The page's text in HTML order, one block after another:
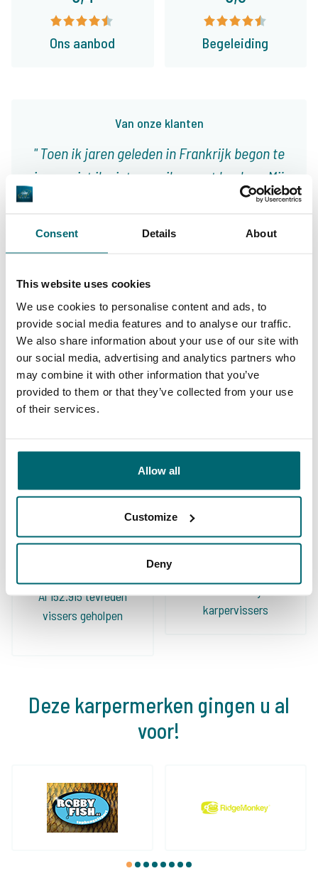
Consent Details About
This website uses cookies
We use cookies to personalise content and ads, to
provide social media features and to analyse our traffic.
We also share information about your use of our site with
our social media, advertising and analytics partners who
may combine it with other information that you’ve
provided to them or that they’ve collected from your use
of their services.
Allow all
Customize
Deny
Van onze klanten
Toen ik jaren geleden in Frankrijk begon te
vissen wist ik niet waar ik moest boeken. Mijn
eerste reizen heb ik bij niet nader te noemen
met 3 tot 4 reizen per jaar weet ik dat het
altijd goed is of goed komt. Er vallen steeds
meer nietszeggende wateren af en er komen
mooie voor terug, zowel voor de tent als de
volledig ingerichte huizen aan het water. Ook
het vissen met een groep vind ik geweldig, dit
allen!
8/10 Harrie Mensink
Ons aanbod Begeleiding
betaalwateren
Al 152.915 tevreden
vissers geholpen
karpervissers
Deze karpermerken gingen u al
voor!
1 2 3 4 5 6 7 8